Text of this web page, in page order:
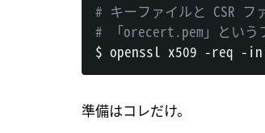
# キーファイルと CSR フ
# 「orecert.pem」という
準備はコレだけ。